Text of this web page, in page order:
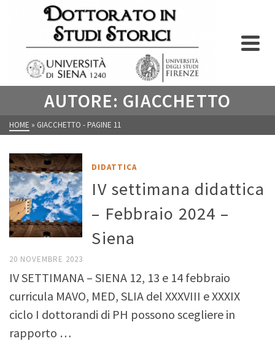
AUTORE: GIACCHETTO
HOME » GIACCHETTO - PAGINE 11
DIDATTICA
IV settimana didattica
– Febbraio 2024 –
Siena
20 NOVEMBRE 2023
IV SETTIMANA – SIENA 12, 13 e 14 febbraio
curricula MAVO, MED, SLIA del XXXVIII e XXXIX
ciclo I dottorandi di PH possono scegliere in
rapporto …